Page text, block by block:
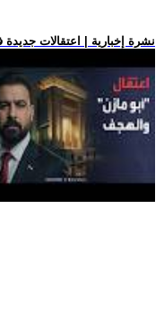
.. نشرة إخبارية | اعتقالات